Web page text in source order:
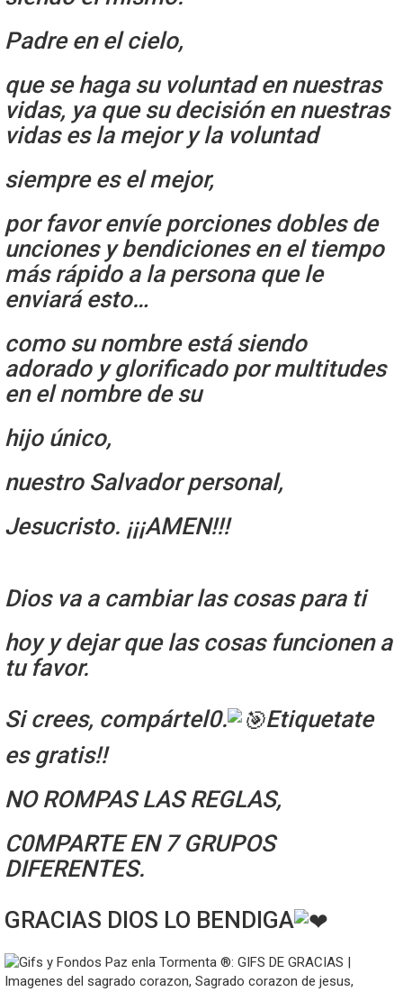
Padre en el cielo,
que se haga su voluntad en nuestras
vidas, ya que su decisión en nuestras
vidas es la mejor y la voluntad
siempre es el mejor,
por favor envíe porciones dobles de
unciones y bendiciones en el tiempo
más rápido a la persona que le
enviará esto…
como su nombre está siendo
adorado y glorificado por multitudes
en el nombre de su
hijo único,
nuestro Salvador personal,
Jesucristo. ¡¡¡AMEN!!!
Dios va a cambiar las cosas para ti
hoy y dejar que las cosas funcionen a
tu favor.
Si crees, compártel0.
Etiquetate
es gratis!!
NO ROMPAS LAS REGLAS,
C0MPARTE EN 7 GRUPOS
DIFERENTES.
GRACIAS DIOS LO BENDIGA